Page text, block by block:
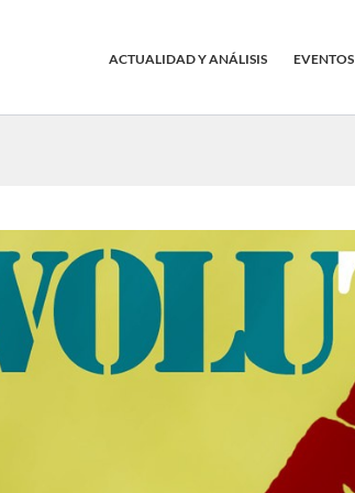
ACTUALIDAD Y ANÁLISIS EVENTOS